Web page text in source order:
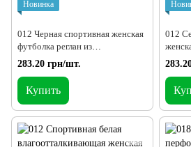
Новинка
012 Черная спортивная женская
футболка реглан из
влагоотталкивающей ткани Cool
283.20 грн/шт.
Купить
012
Max S